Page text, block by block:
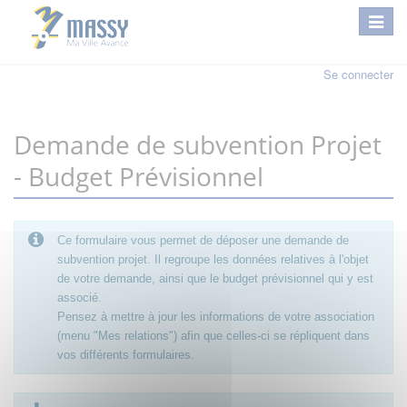
Se connecter
Demande de subvention Projet
- Budget Prévisionnel
Ce formulaire vous permet de déposer une demande de
subvention projet. Il regroupe les données relatives à l'objet
de votre demande, ainsi que le budget prévisionnel qui y est
associé.
Pensez à mettre à jour les informations de votre association
(menu "Mes relations") afin que celles-ci se répliquent dans
vos différents formulaires.